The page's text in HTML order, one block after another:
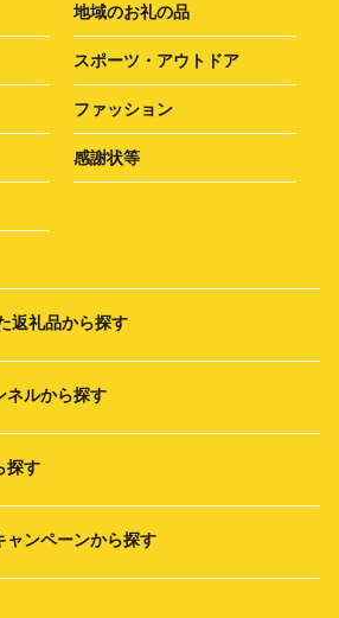
地域のお礼の品
スポーツ・アウトドア
ファッション
感謝状等
返礼品から探す
ネルから探す
探す
ャンペーンから探す